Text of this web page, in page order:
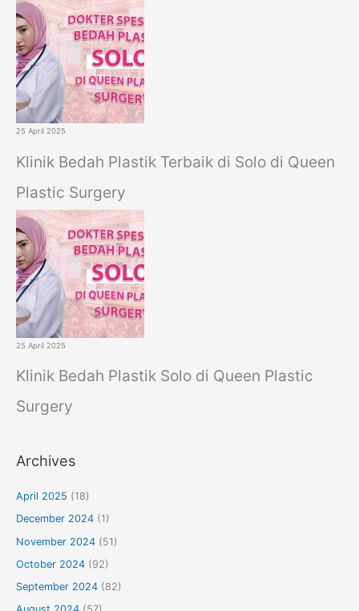
25 April 2025
Klinik Bedah Plastik Terbaik di Solo di Queen
Plastic Surgery
25 April 2025
Klinik Bedah Plastik Solo di Queen Plastic
Surgery
Archives
April 2025 (18)
December 2024(1)
November 2024(51)
October 2024(92)
September 2024(82)